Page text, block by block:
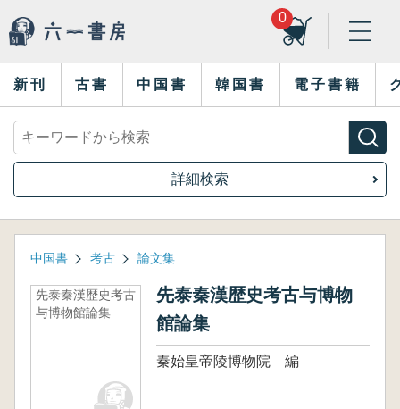
0
新刊 古書 中国書 韓国書 電子書籍
詳細検索
中国書 考古 論文集
先泰秦漢歴史考古
与博物館論集
先泰秦漢歴史考古与博物
館論集
秦始皇帝陵博物院 編